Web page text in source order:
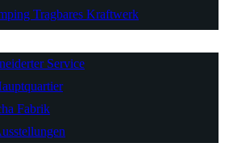
Tragbares Kraftwerk
Service
Fabrik